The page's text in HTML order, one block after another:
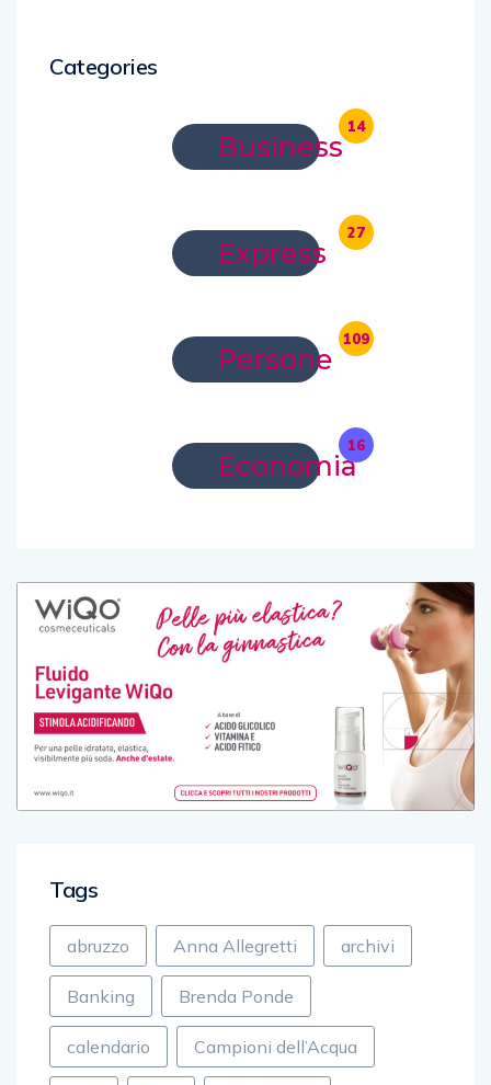
Categories
Business
14
Express
27
Persone
109
Economia
16
Tags
abruzzo Anna Allegretti archivi
Banking Brenda Ponde
calendario Campioni dell’Acqua